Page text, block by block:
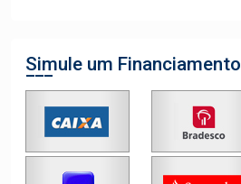
Simule um Financiamento